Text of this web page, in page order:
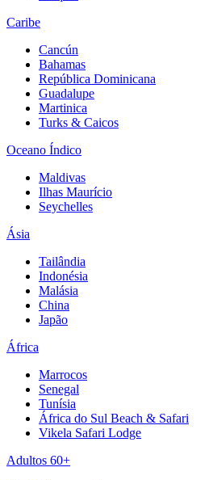
Caribe
Cancún
Bahamas
República Dominicana
Guadalupe
Martinica
Turks & Caicos
Oceano Índico
Maldivas
Ilhas Maurício
Seychelles
Ásia
Tailândia
Indonésia
Malásia
China
Japão
África
Marrocos
Senegal
Tunísia
África do Sul Beach & Safari
Vikela Safari Lodge
Adultos 60+